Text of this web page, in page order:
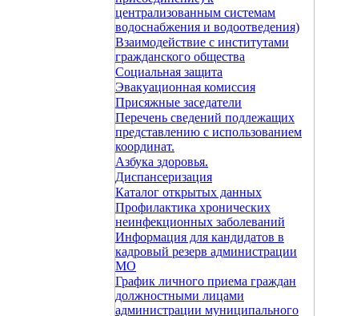
централизованным системам
водоснабжения и водоотведения)
Взаимодействие с институтами
гражданского общества
Социальная защита
Эвакуационная комиссия
Присяжные заседатели
Перечень сведений подлежащих
представлению с использованием
координат.
Азбука здоровья.
Диспансеризация
Каталог открытых данных
Профилактика хронических
неинфекционных заболеваний
Информация для кандидатов в
кадровый резерв администрации
МО
График личного приема граждан
должностными лицами
администрации муниципального